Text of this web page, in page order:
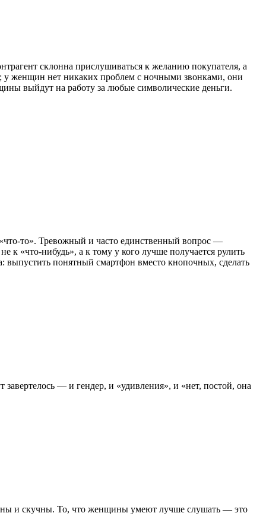
склонна прислушиваться к желанию покупателя, а
у женщин нет никаких проблем с ночными звонками, они
выйдут на работу за любые символические деньги.
то». Тревожный и часто единственный вопрос —
к «что-нибудь», а к тому у кого лучше получается рулить
выпустить понятный смартфон вместо кнопочных, сделать
— и гендер, и «удивления», и «нет, постой, она
и скучны. То, что женщины умеют лучше слушать — это